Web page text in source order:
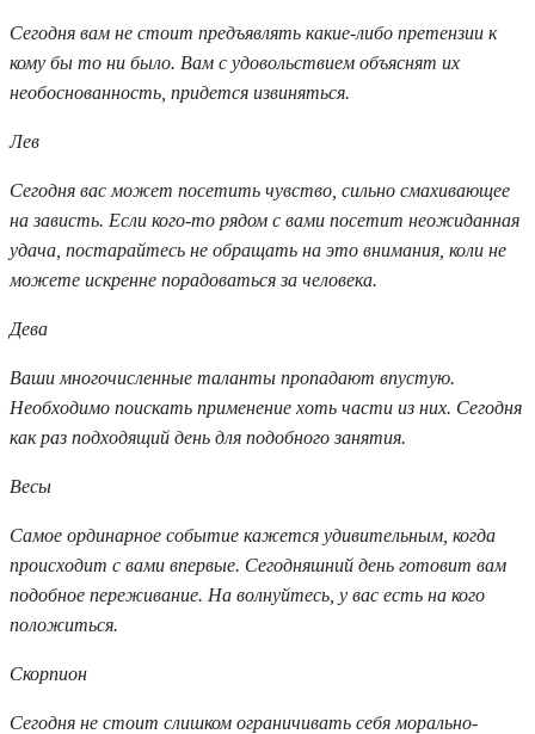
Сегодня вам не стоит предъявлять какие-либо претензии к
кому бы то ни было. Вам с удовольствием объяснят их
необоснованность, придется извиняться.
Лев
Сегодня вас может посетить чувство, сильно смахивающее
на зависть. Если кого-то рядом с вами посетит неожиданная
удача, постарайтесь не обращать на это внимания, коли не
можете искренне порадоваться за человека.
Дева
Ваши многочисленные таланты пропадают впустую.
Необходимо поискать применение хоть части из них. Сегодня
как раз подходящий день для подобного занятия.
Весы
Самое ординарное событие кажется удивительным, когда
происходит с вами впервые. Сегодняшний день готовит вам
подобное переживание. На волнуйтесь, у вас есть на кого
положиться.
Скорпион
Сегодня не стоит слишком ограничивать себя морально-